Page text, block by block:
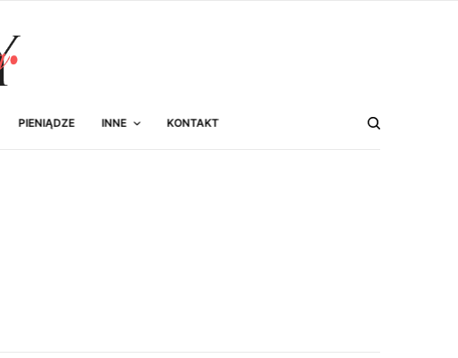
PIENIĄDZE INNE KONTAKT